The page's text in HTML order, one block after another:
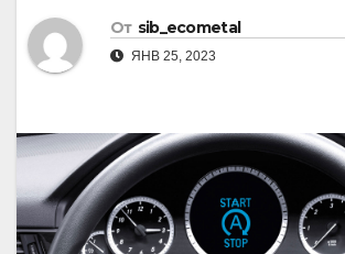
От sib_ecometal
ЯНВ 25, 2023